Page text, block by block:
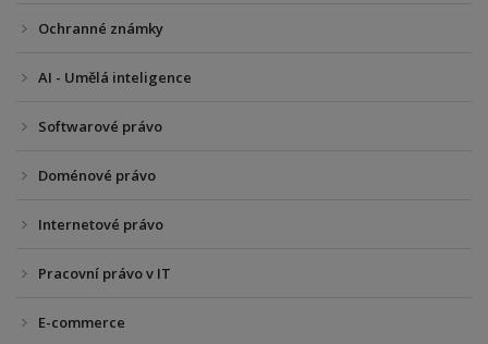
Ochranné známky
AI - Umělá inteligence
Softwarové právo
Doménové právo
Internetové právo
Pracovní právo v IT
E-commerce